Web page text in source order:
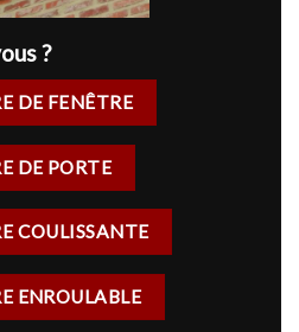
?
DE FENÊTRE
DE PORTE
COULISSANTE
ENROULABLE